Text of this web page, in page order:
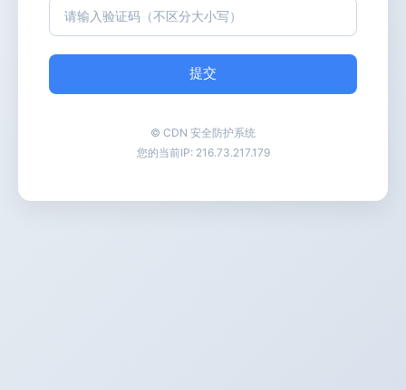
提交
© CDN 安全防护系统
您的当前IP: 216.73.217.179